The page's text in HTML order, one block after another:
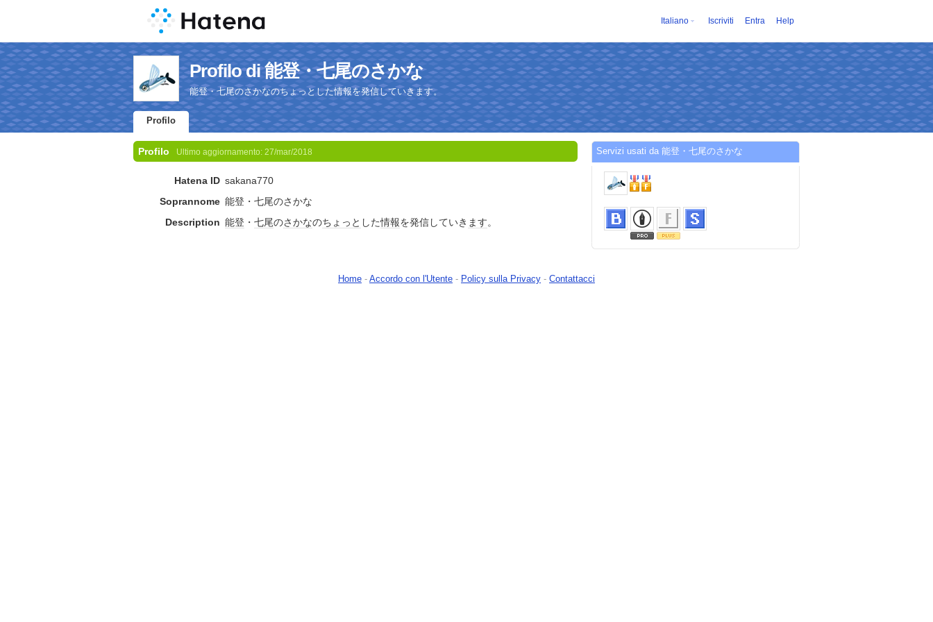
Italiano Iscriviti Entra Help
Profilo di 能登・七尾のさかな
能登・七尾のさかなのちょっとした情報を発信していきます。
Profilo
Profilo Ultimo aggiornamento: 27/mar/2018
Hatena ID sakana770
Soprannome 能登・七尾のさかな
Description 能登 ・ 七尾のさかなのちょっと した情報を発信していき ます。
Servizi usati da 能登・七尾のさかな
Home - Accordo con l'Utente - Policy sulla Privacy - Contattacci